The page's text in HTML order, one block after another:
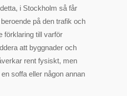
i Stockholm så får
på den trafik och
förklaring till varför
att byggnader och
rent fysiskt, men
soffa eller någon annan